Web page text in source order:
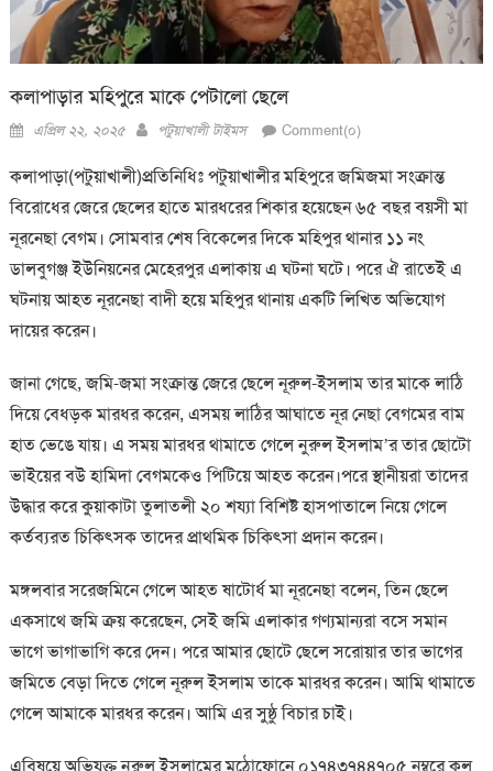
কলাপাড়ার মহিপুরে মাকে পেটালো ছেলে
Posted
এপ্রিল ২২, ২০২৫ Author
পটুয়াখালী টাইমস Comment(০)
কলাপাড়া(পটুয়াখালী)প্রতিনিধিঃ পটুয়াখালীর মহিপুরে জমিজমা সংক্রান্ত
বিরোধের জেরে ছেলের হাতে মারধরের শিকার হয়েছেন ৬৫ বছর বয়সী মা
নূরনেছা বেগম। সোমবার শেষ বিকেলের দিকে মহিপুর থানার ১১ নং
ডালবুগঞ্জ ইউনিয়নের মেহেরপুর এলাকায় এ ঘটনা ঘটে। পরে ঐ রাতেই এ
ঘটনায় আহত নূরনেছা বাদী হয়ে মহিপুর থানায় একটি লিখিত অভিযোগ
দায়ের করেন।
জানা গেছে, জমি-জমা সংক্রান্ত জেরে ছেলে নূরুল-ইসলাম তার মাকে লাঠি
দিয়ে বেধড়ক মারধর করেন, এসময় লাঠির আঘাতে নূর নেছা বেগমের বাম
হাত ভেঙে যায়। এ সময় মারধর থামাতে গেলে নুরুল ইসলাম’র তার ছোটো
ভাইয়ের বউ হামিদা বেগমকেও পিটিয়ে আহত করেন।পরে স্থানীয়রা তাদের
উদ্ধার করে কুয়াকাটা তুলাতলী ২০ শয্যা বিশিষ্ট হাসপাতালে নিয়ে গেলে
কর্তব্যরত চিকিৎসক তাদের প্রাথমিক চিকিৎসা প্রদান করেন।
মঙ্গলবার সরেজমিনে গেলে আহত ষাটোর্ধ মা নূরনেছা বলেন, তিন ছেলে
একসাথে জমি ক্রয় করেছেন, সেই জমি এলাকার গণ্যমান্যরা বসে সমান
ভাগে ভাগাভাগি করে দেন। পরে আমার ছোটে ছেলে সরোয়ার তার ভাগের
জমিতে বেড়া দিতে গেলে নূরুল ইসলাম তাকে মারধর করেন। আমি থামাতে
গেলে আমাকে মারধর করেন। আমি এর সুষ্ঠু বিচার চাই।
এবিষয়ে অভিযুক্ত নুরুল ইসলামের মুঠোফোনে ০১৭৪৩৭৪৪৭০৫ নম্বরে কল